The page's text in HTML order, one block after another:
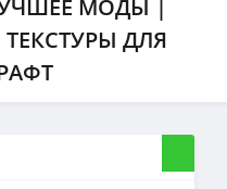
МОДЫ |
ДЛЯ